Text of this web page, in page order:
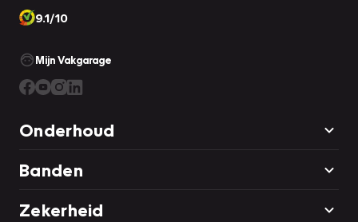
9.1/10
Mijn Vakgarage
Onderhoud
Banden
Zekerheid